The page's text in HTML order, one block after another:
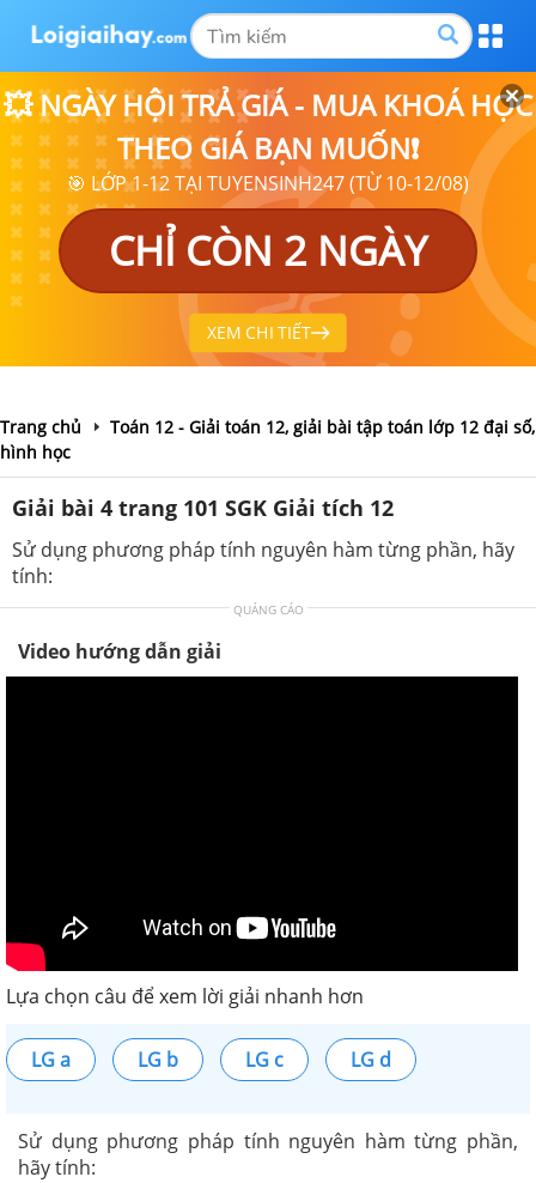
💥 NGÀY HỘI TRẢ GIÁ - MUA KHOÁ HỌC
THEO GIÁ BẠN MUỐN❗
🎯 LỚP 1-12 TẠI TUYENSINH247 (TỪ 10-12/08)
CHỈ CÒN 2 NGÀY
XEM CHI TIẾT
Trang chủ
Toán 12 - Giải toán 12, giải bài tập toán lớp 12 đại số,
hình học
Giải bài 4 trang 101 SGK Giải tích 12
Sử dụng phương pháp tính nguyên hàm từng phần, hãy
tính:
QUẢNG CÁO
Video hướng dẫn giải
Lựa chọn câu để xem lời giải nhanh hơn
LG a LG b LG c LG d
Sử dụng phương pháp tính nguyên hàm từng phần,
hãy tính: